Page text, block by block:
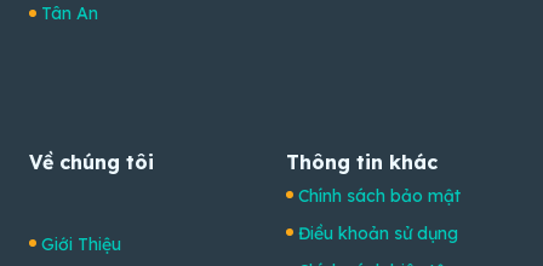
Tân An
Về chúng tôi
Giới Thiệu
Thông tin khác
Chính sách bảo mật
Điều khoản sử dụng